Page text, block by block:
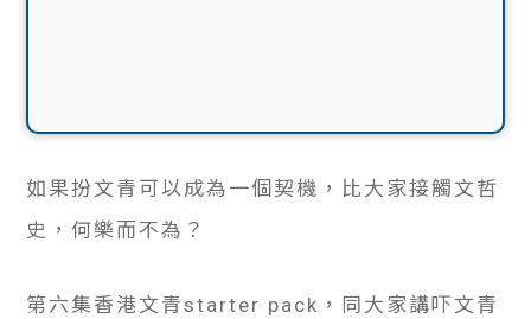
如果扮文青可以成為一個契機，比大家接觸文哲
史，何樂而不為？
第六集香港文青starter pack，同大家講吓文青